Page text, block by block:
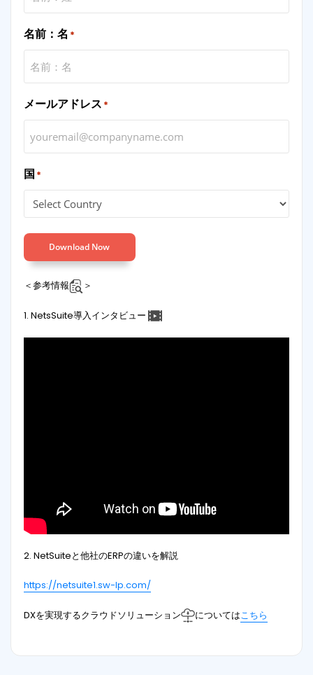
名前：名 *
メールアドレス *
国 *
Download Now
＜参考情報 ＞
1. NetsSuite導入インタビュー
2. NetSuiteと他社のERPの違いを解説
https://netsuite1.sw-lp.com/
DXを実現するクラウドソリューション についてはこちら